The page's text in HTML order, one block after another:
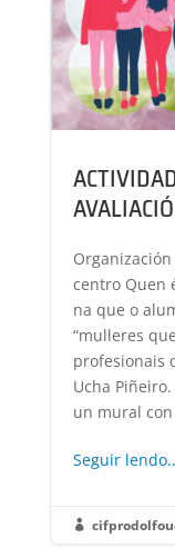
centro Quen
na que o
“mulleres
profesionais
Ucha
un mural
Seguir
